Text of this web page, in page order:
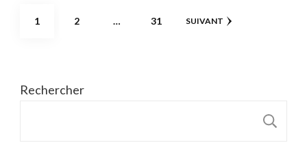
Pagination
PAGE
1 PAGE
2 … PAGE
31 SUIVANT
Rechercher